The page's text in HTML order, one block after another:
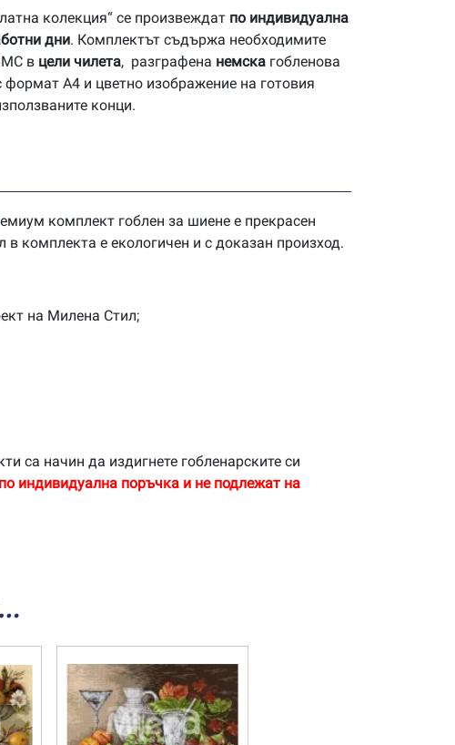
колекция“ се произвеждат по индивидуална
дни. Комплектът съдържа необходимите
в цели чилета, разграфена немска гобленова
формат А4 и цветно изображение на готовия
конци.
комплект гоблен за шиене е прекрасен
комплекта е екологичен и с доказан произход.
на Милена Стил;
са начин да издигнете гобленарските си
индивидуална поръчка и не подлежат на